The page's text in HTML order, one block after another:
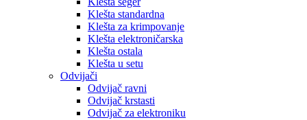
Klešta standardna
Klešta za krimpovanje
Klešta elektroničarska
Klešta ostala
Klešta u setu
Odvijači
Odvijač ravni
Odvijač krstasti
Odvijač za elektroniku